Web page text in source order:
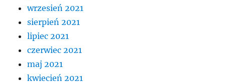
wrzesień 2021
sierpień 2021
lipiec 2021
czerwiec 2021
maj 2021
kwiecień 2021